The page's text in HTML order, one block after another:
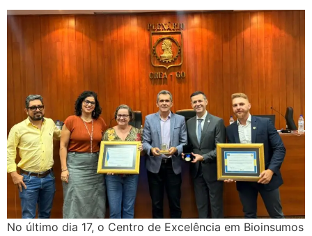
No último dia 17, o Centro de Excelência em Bioinsumos